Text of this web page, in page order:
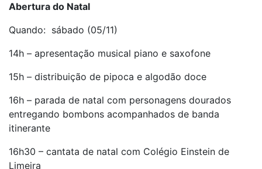
Abertura do Natal
Quando: sábado (05/11)
14h – apresentação musical piano e saxofone
15h – distribuição de pipoca e algodão doce
16h – parada de natal com personagens dourados
entregando bombons acompanhados de banda
itinerante
16h30 – cantata de natal com Colégio Einstein de
Limeira